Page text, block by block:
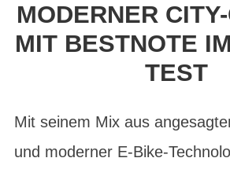
MODERNER
MIT BESTNOTE
TEST
Mit seinem Mix aus
und moderner E-Bike-